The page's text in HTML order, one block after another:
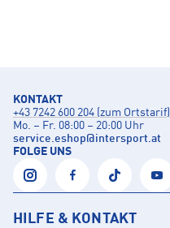
KONTAKT
+43 7242 600 204 (zum Ortstarif)
Mo. – Fr. 08:00 – 20:00 Uhr
service.eshop@intersport.at
FOLGE UNS
HILFE & KONTAKT